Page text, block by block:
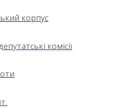
корпус
комісії